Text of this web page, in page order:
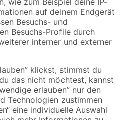
Versandarten